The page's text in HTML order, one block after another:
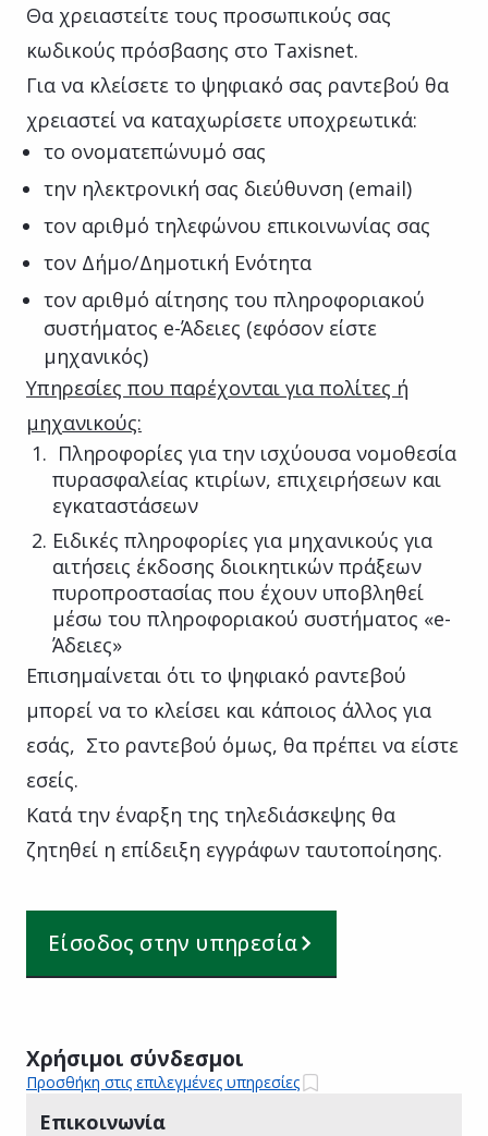
Θα χρειαστείτε τους προσωπικούς σας
κωδικούς πρόσβασης στο Taxisnet.
Για να κλείσετε το ψηφιακό σας ραντεβού θα
χρειαστεί να καταχωρίσετε υποχρεωτικά:
το ονοματεπώνυμό σας
την ηλεκτρονική σας διεύθυνση (email)
τον αριθμό τηλεφώνου επικοινωνίας σας
τον Δήμο/Δημοτική Ενότητα
τον αριθμό αίτησης του πληροφοριακού
συστήματος e-Άδειες (εφόσον είστε
μηχανικός)
Υπηρεσίες που παρέχονται για πολίτες ή
μηχανικούς:
Πληροφορίες για την ισχύουσα νομοθεσία
πυρασφαλείας κτιρίων, επιχειρήσεων και
εγκαταστάσεων
Ειδικές πληροφορίες για μηχανικούς για
αιτήσεις έκδοσης διοικητικών πράξεων
πυροπροστασίας που έχουν υποβληθεί
μέσω του πληροφοριακού συστήματος «e-
Άδειες»
Επισημαίνεται ότι το ψηφιακό ραντεβού
μπορεί να το κλείσει και κάποιος άλλος για
εσάς, Στο ραντεβού όμως, θα πρέπει να είστε
εσείς.
Κατά την έναρξη της τηλεδιάσκεψης θα
ζητηθεί η επίδειξη εγγράφων ταυτοποίησης.
Είσοδος στην υπηρεσία
Χρήσιμοι σύνδεσμοι
Προσθήκη στις επιλεγμένες υπηρεσίες
Επικοινωνία